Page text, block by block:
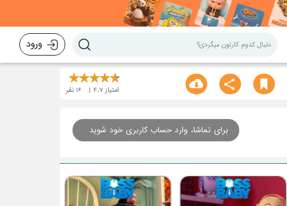
ورود
امتیاز 4.7
16 نفر
برای تماشا، وارد حساب کاربری خود شوید